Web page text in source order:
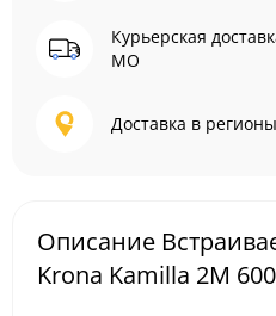
Курьерская
МО
Доставка в регионы
Описание
Krona Kamilla 2M